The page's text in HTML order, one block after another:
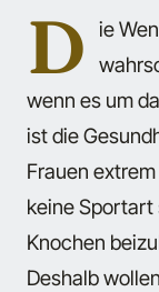
D
ie
wenn es um
ist die
Frauen
keine Sportart
Knochen
Deshalb